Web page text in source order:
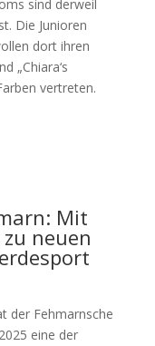
sind derweil
Die Junioren
dort ihren
„Chiara‘s
vertreten.
Mit
neuen
der Fehmarnsche
eine der